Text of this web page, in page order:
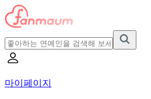
마이페이지